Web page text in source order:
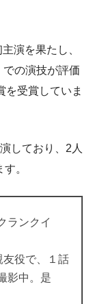
演を果たし、
の演技が評価
を受賞していま
しており、2人
。
ランクイ
友役で、１話
影中。是